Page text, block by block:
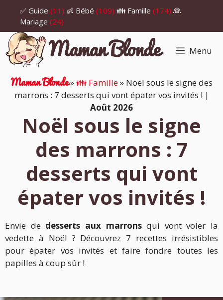
contenu
✅ Guide (11) 👶 Bébé (109) 👪 Famille (174) 👰
Mariage (24)
Menu
Maman Blonde»👪 Famille» Noël sous le signe des
marrons : 7 desserts qui vont épater vos invités !|
Août 2026
Noël sous le signe
des marrons : 7
desserts qui vont
épater vos invités !
Envie de desserts aux marronsqui vont voler la
vedette à Noël ? Découvrez 7 recettes irrésistibles
pour épater vos invités et faire fondre toutes les
papilles à coup sûr !